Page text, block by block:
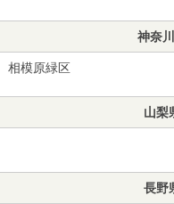
神奈
相模原緑区
山梨
長野